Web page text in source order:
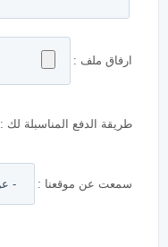
ارفاق ملف :
طريقة الدفع المناسبلة لك :
سمعت عن موقعنا :